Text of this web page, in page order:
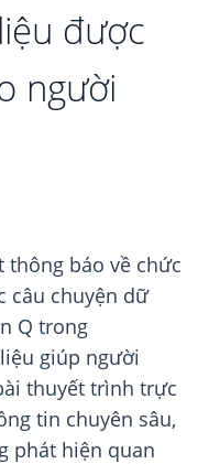
được
người
thông báo về chức
câu chuyện dữ
Q trong
giúp người
thuyết trình trực
tin chuyên sâu,
phát hiện quan